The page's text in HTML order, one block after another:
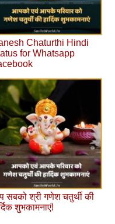
Chaturthi Hindi
for Whatsapp
सबको श्री गणेश चतुर्थी की
शुभकामनाएं!